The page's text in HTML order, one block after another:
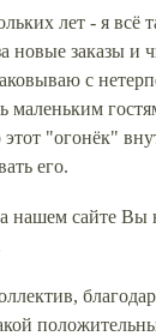
лет - я всё
новые заказы и
с
маленьким
"огонёк"
его.
нашем сайте Вы